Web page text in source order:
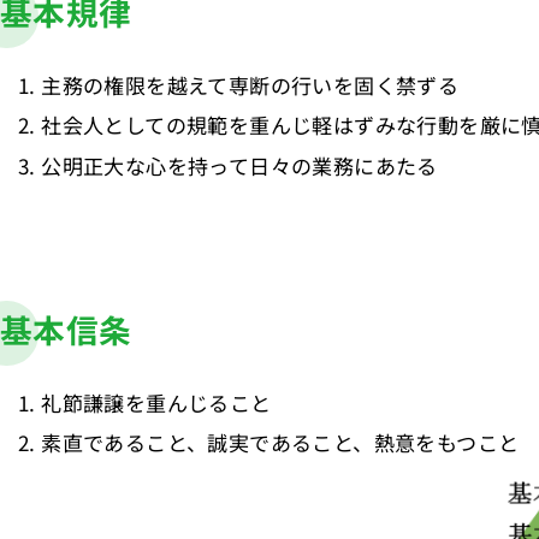
基本規律
主務の権限を越えて専断の行いを固く禁ずる
社会人としての規範を重んじ軽はずみな行動を厳に
公明正大な心を持って日々の業務にあたる
基本信条
礼節謙譲を重んじること
素直であること、誠実であること、熱意をもつこと